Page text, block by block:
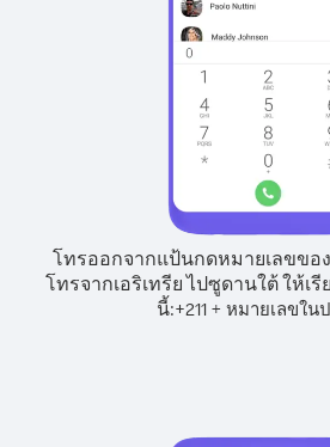
โทรออกจากแป้นกดหมายเลขขอ
โทรจากเอริเทรีย ไปซูดานใต้ ให้เ
นี้:+211+ หมายเลขใน